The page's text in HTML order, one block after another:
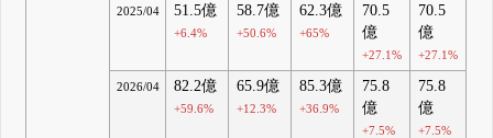
2025/04 51.5億
+6.4%
58.7億
+50.6%
62.3億
+65%
70.5
億
+27.1%
70.5
億
+27.1%
2026/04 82.2億
+59.6%
65.9億
+12.3%
85.3億
+36.9%
75.8
億
+7.5%
75.8
億
+7.5%